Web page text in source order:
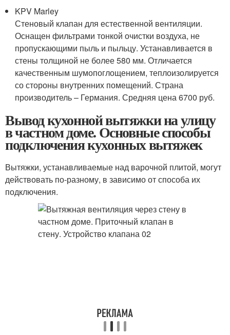
KPV Marley
Стеновый клапан для естественной вентиляции.
Оснащен фильтрами тонкой очистки воздуха, не
пропускающими пыль и пыльцу. Устанавливается в
стены толщиной не более 580 мм. Отличается
качественным шумопоглощением, теплоизолируется
со стороны внутренних помещений. Страна
производитель – Германия. Средняя цена 6700 руб.
Вывод кухонной вытяжки на улицу
в частном доме. Основные способы
подключения кухонных вытяжек
Вытяжки, устанавливаемые над варочной плитой, могут
действовать по-разному, в зависимо от способа их
подключения.